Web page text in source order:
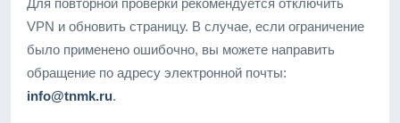
VPN и обновить страницу. В случае, если ограничение
было применено ошибочно, вы можете направить
обращение по адресу электронной почты:
info@tnmk.ru.